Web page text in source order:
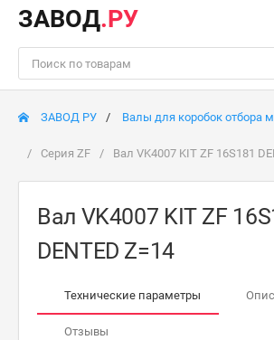
ЗАВОД.РУ
ЗАВОД РУ Валы для коробок отбора
Серия ZF Вал VK4007 KIT ZF 16S181
Вал VK4007 KIT ZF
DENTED Z=14
Технические параметры
Отзывы